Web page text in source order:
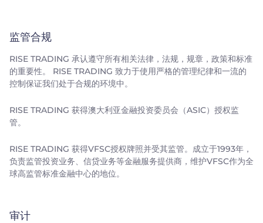
监管合规
RISE TRADING 承认遵守所有相关法律，法规，规章，政策和标准
的重要性。 RISE TRADING 致力于使用严格的管理纪律和一流的
控制保证我们处于合规的环境中。
RISE TRADING 获得澳大利亚金融投资委员会（ASIC）授权监
管。
RISE TRADING 获得VFSC授权牌照并受其监管。成立于1993年，
负责监管投资业务、信贷业务等金融服务提供商，维护VFSC作为全
球高监管标准金融中心的地位。
审计